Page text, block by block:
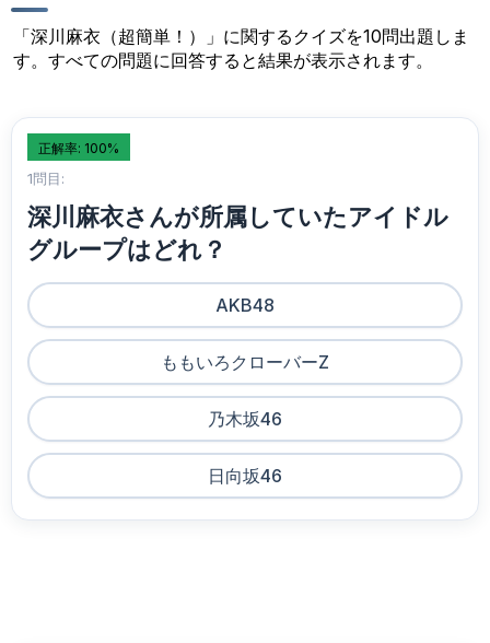
「深川麻衣（超簡単！）」に関するクイズを10問出題しま
す。すべての問題に回答すると結果が表示されます。
正解率: 100%
1問目:
深川麻衣さんが所属していたアイドル
グループはどれ？
AKB48
ももいろクローバーZ
乃木坂46
日向坂46